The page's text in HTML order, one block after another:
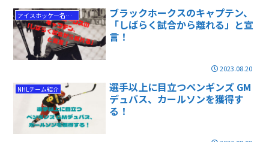
アイスホッケー名選手
ブラックホークスのキャプテン、
「しばらく試合から離れる」と宣
言！
2023.08.20
NHLチーム紹介
選手以上に目立つペンギンズ GM
デュバス、カールソンを獲得す
る！